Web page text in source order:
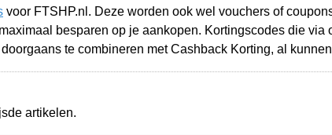
voor FTSHP.nl. Deze worden ook wel vouchers of
besparen op je aankopen. Kortingscodes die via
te combineren met Cashback Korting, al
artikelen.